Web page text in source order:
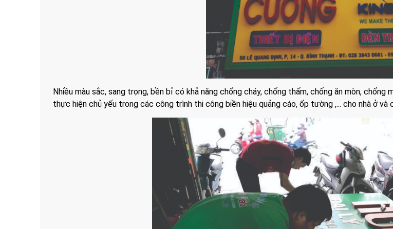
Nhiều màu sắc, sang trọng, bền bỉ có khả năng chống cháy, chống thấm, chống ăn mòn,
thực hiện chủ yếu trong các công trình thi công biền hiệu quảng cáo, ốp tường ,... cho nhà ở và